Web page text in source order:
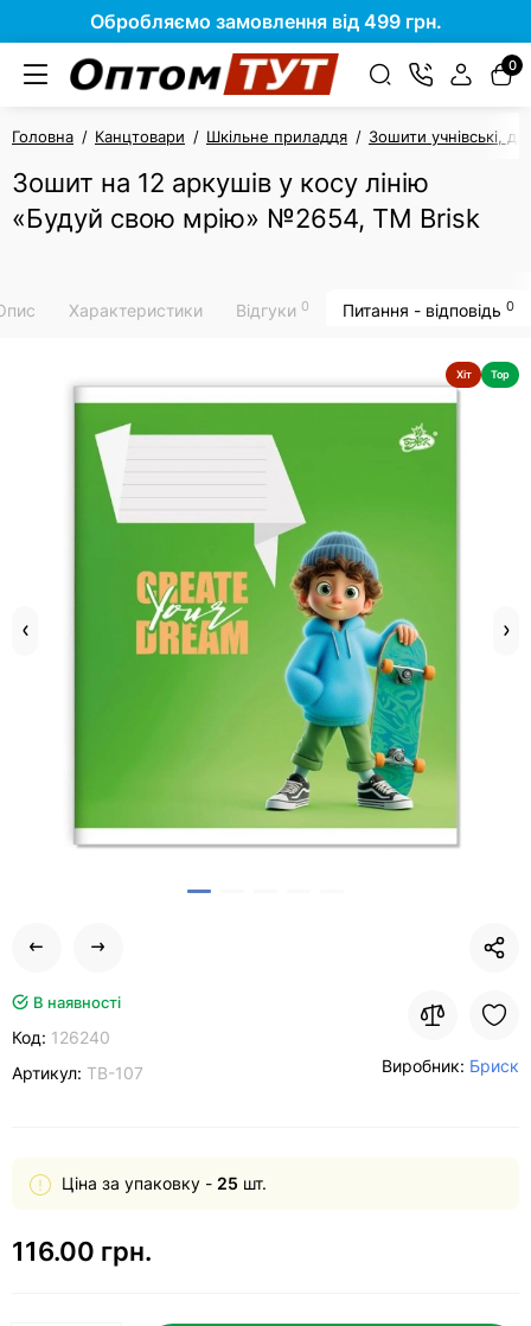
Обробляємо замовлення від 499 грн.
0
Головна Канцтовари Шкільне приладдя Зошити учнівські,
Зошит на 12 аркушів у косу лінію
«Будуй свою мрію» №2654, ТМ Brisk
Характеристики Відгуки 0 Питання - відповідь 0
Хіт Top
В наявності
Код: 126240
Артикул: ТВ-107 Виробник: Бриск
Ціна за упаковку - 25 шт.
116.00 грн.